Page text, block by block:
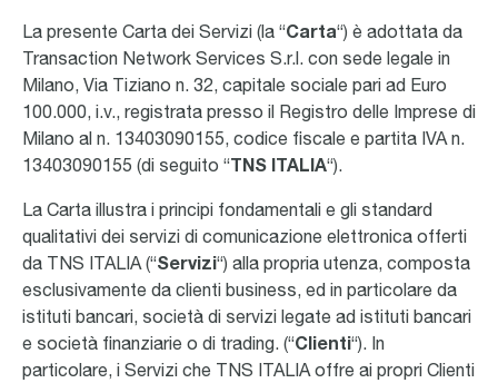
La presente Carta dei Servizi (la “Carta“) è adottata da
Transaction Network Services S.r.l. con sede legale in
Milano, Via Tiziano n. 32, capitale sociale pari ad Euro
100.000, i.v., registrata presso il Registro delle Imprese di
Milano al n. 13403090155, codice fiscale e partita IVA n.
13403090155 (di seguito “ TNS ITALIA“).
La Carta illustra i principi fondamentali e gli standard
qualitativi dei servizi di comunicazione elettronica offerti
da TNS ITALIA (“Servizi“) alla propria utenza, composta
esclusivamente da clienti business, ed in particolare da
istituti bancari, società di servizi legate ad istituti bancari
e società finanziarie o di trading. (“Clienti“). In
particolare, i Servizi che TNS ITALIA offre ai propri Clienti